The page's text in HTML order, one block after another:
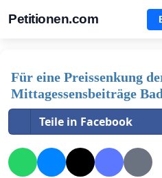
Petitionen.com
Für eine Preissenkung
Mittagessensbeiträge
Teile in Facebook